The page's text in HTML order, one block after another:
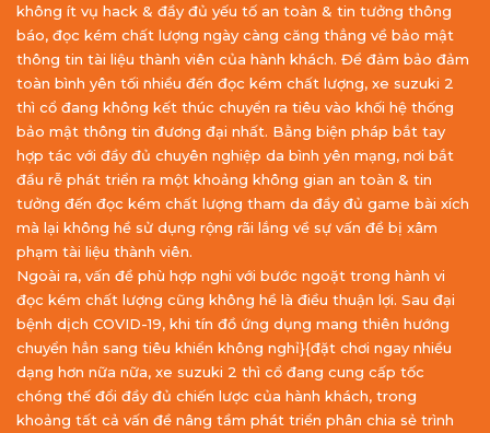
không ít vụ hack & đầy đủ yếu tố an toàn & tin tưởng thông
báo, đọc kém chất lượng ngày càng căng thẳng về bảo mật
thông tin tài liệu thành viên của hành khách. Để đảm bảo đảm
toàn bình yên tối nhiều đến đọc kém chất lượng, xe suzuki 2
thì cổ đang không kết thúc chuyển ra tiêu vào khối hệ thống
bảo mật thông tin đương đại nhất. Bằng biện pháp bắt tay
hợp tác với đầy đủ chuyên nghiệp da bình yên mạng, nơi bắt
đầu rễ phát triển ra một khoảng không gian an toàn & tin
tưởng đến đọc kém chất lượng tham da đầy đủ game bài xích
mà lại không hề sử dụng rộng rãi lắng về sự vấn đề bị xâm
phạm tài liệu thành viên.
Ngoài ra, vấn đề phù hợp nghi với bước ngoặt trong hành vi
đọc kém chất lượng cũng không hề là điều thuận lợi. Sau đại
bệnh dịch COVID-19, khi tín đồ ứng dụng mang thiên hướng
chuyển hẳn sang tiêu khiển không nghỉ}{đặt chơi ngay nhiều
dạng hơn nữa nữa, xe suzuki 2 thì cổ đang cung cấp tốc
chóng thế đổi đầy đủ chiến lược của hành khách, trong
khoảng tất cả vấn đề nâng tầm phát triển phân chia sẻ trình